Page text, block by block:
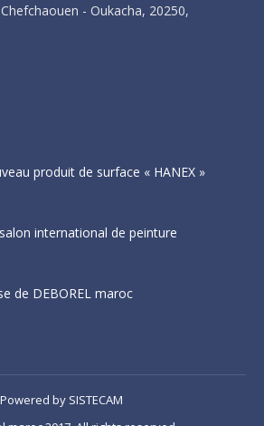
- Oukacha, 20250,
produit de surface « HANEX »
international de peinture
de DEBOREL maroc
Powered by SISTECAM